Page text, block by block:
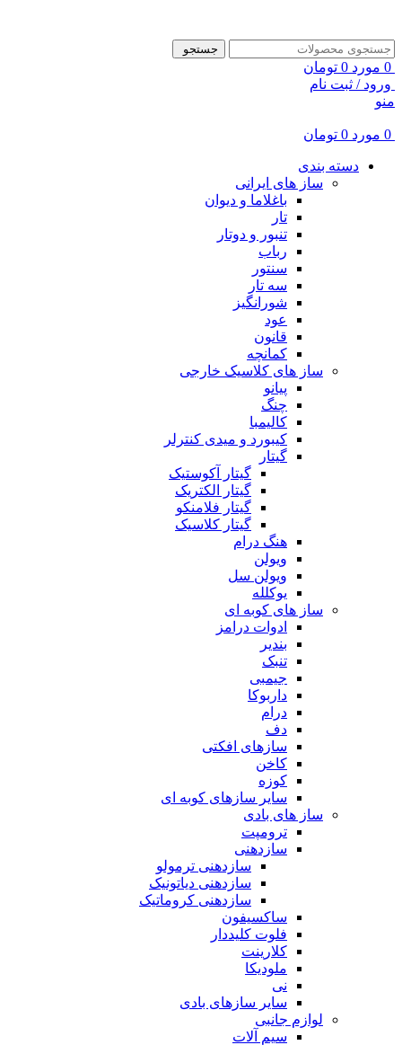
جستجو
0 مورد 0 تومان
ورود / ثبت نام
منو
0 مورد 0 تومان
دسته بندی
ساز های ایرانی
باغلاما و دیوان
تار
تنبور و دوتار
رباب
سنتور
سه تار
شورانگیز
عود
قانون
کمانچه
ساز های کلاسیک خارجی
پیانو
چنگ
کالیمبا
کیبورد و میدی کنترلر
گیتار
گیتار آکوستیک
گیتار الکتریک
گیتار فلامنکو
گیتار کلاسیک
هنگ درام
ویولن
ویولن سل
یوکلله
ساز های کوبه ای
ادوات درامز
بندیر
تنبک
جیمبی
داربوکا
درام
دف
سازهای افکتی
کاخن
کوزه
سایر سازهای کوبه ای
ساز های بادی
ترومپت
سازدهنی
سازدهنی ترمولو
سازدهنی دیاتونیک
سازدهنی کروماتیک
ساکسیفون
فلوت کلیددار
کلارینت
ملودیکا
نی
سایر سازهای بادی
لوازم جانبی
سیم آلات